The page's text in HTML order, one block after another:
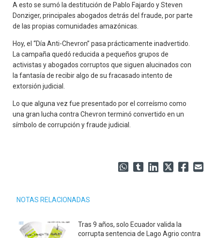
A esto se sumó la destitución de Pablo Fajardo y Steven
Donziger, principales abogados detrás del fraude, por parte
de las propias comunidades amazónicas.
Hoy, el “Día Anti-Chevron” pasa prácticamente inadvertido.
La campaña quedó reducida a pequeños grupos de
activistas y abogados corruptos que siguen alucinados con
la fantasía de recibir algo de su fracasado intento de
extorsión judicial.
Lo que alguna vez fue presentado por el correísmo como
una gran lucha contra Chevron terminó convertido en un
símbolo de corrupción y fraude judicial.
NOTAS RELACIONADAS
Tras 9 años, solo Ecuador valida la
corrupta sentencia de Lago Agrio contra